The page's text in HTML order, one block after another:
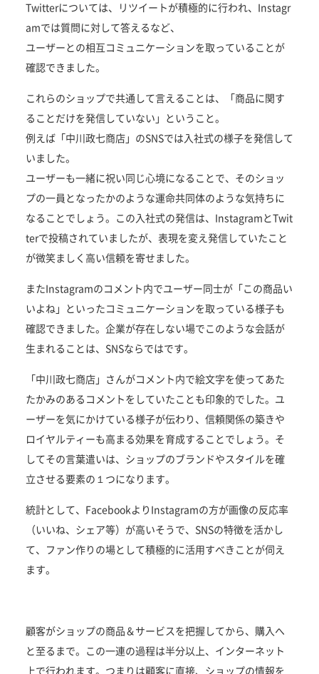
Twitterについては、リツイートが積極的に行われ、Instagr
amでは質問に対して答えるなど、
ユーザーとの相互コミュニケーションを取っていることが
確認できました。
これらのショップで共通して言えることは、「商品に関す
ることだけを発信していない」ということ。
例えば「中川政七商店」のSNSでは入社式の様子を発信して
いました。
ユーザーも一緒に祝い同じ心境になることで、そのショッ
プの一員となったかのような運命共同体のような気持ちに
なることでしょう。この入社式の発信は、InstagramとTwit
terで投稿されていましたが、表現を変え発信していたこと
が微笑ましく高い信頼を寄せました。
またInstagramのコメント内でユーザー同士が「この商品い
いよね」といったコミュニケーションを取っている様子も
確認できました。企業が存在しない場でこのような会話が
生まれることは、SNSならではです。
「中川政七商店」さんがコメント内で絵文字を使ってあた
たかみのあるコメントをしていたことも印象的でした。ユ
ーザーを気にかけている様子が伝わり、信頼関係の築きや
ロイヤルティーも高まる効果を育成することでしょう。そ
してその言葉遣いは、ショップのブランドやスタイルを確
立させる要素の１つになります。
統計として、FacebookよりInstagramの方が画像の反応率
（いいね、シェア等）が高いそうで、SNSの特徴を活かし
て、ファン作りの場として積極的に活用すべきことが伺え
ます。
顧客がショップの商品＆サービスを把握してから、購入へ
と至るまで。この一連の過程は半分以上、インターネット
上で行われます。つまりは顧客に直接、ショップの情報を